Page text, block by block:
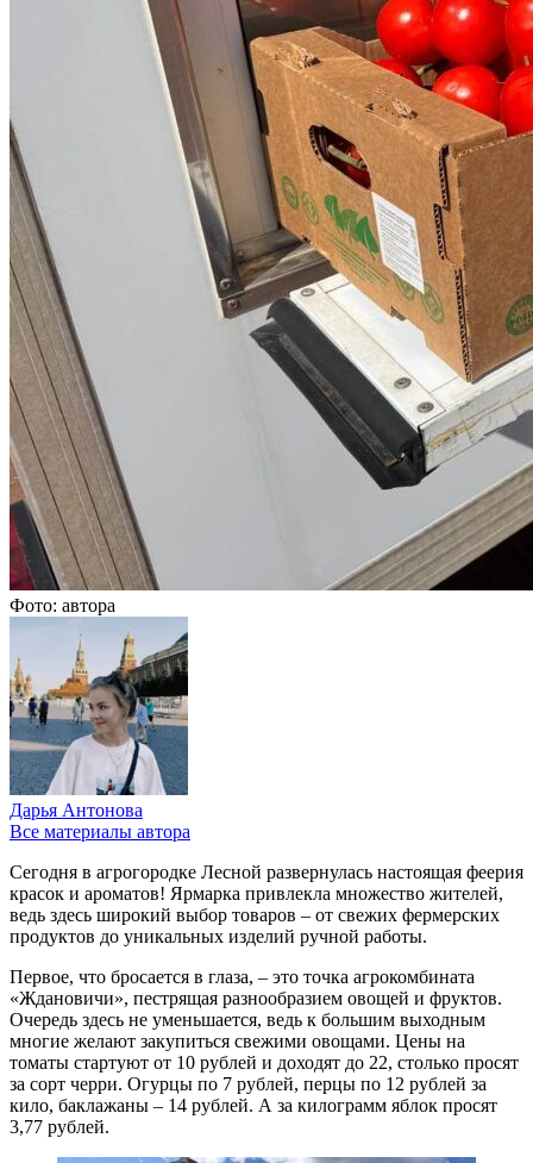
Фото: автора
Дарья Антонова
Все материалы автора
Сегодня в агрогородке Лесной развернулась настоящая феерия
красок и ароматов! Ярмарка привлекла множество жителей,
ведь здесь широкий выбор товаров – от свежих фермерских
продуктов до уникальных изделий ручной работы.
Первое, что бросается в глаза, – это точка агрокомбината
«Ждановичи», пестрящая разнообразием овощей и фруктов.
Очередь здесь не уменьшается, ведь к большим выходным
многие желают закупиться свежими овощами. Цены на
томаты стартуют от 10 рублей и доходят до 22, столько просят
за сорт черри. Огурцы по 7 рублей, перцы по 12 рублей за
кило, баклажаны – 14 рублей. А за килограмм яблок просят
3,77 рублей.